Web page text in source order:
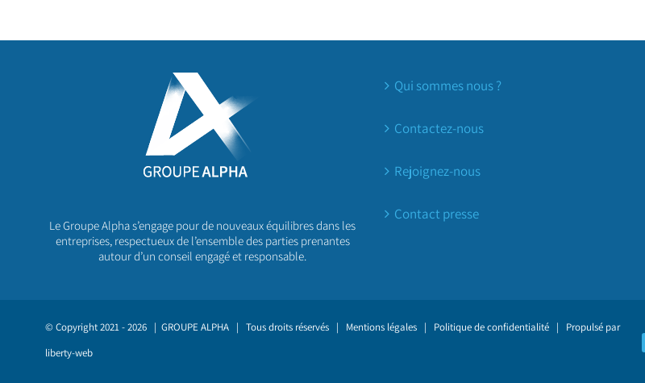
Le Groupe Alpha s’engage pour de nouveaux équilibres dans les
entreprises, respectueux de l’ensemble des parties prenantes
autour d’un conseil engagé et responsable.
Qui sommes nous ?
Contactez-nous
Rejoignez-nous
Contact presse
© Copyright 2021 -2026 | GROUPE ALPHA| Tous droits réservés | Mentions légales| Politique de confidentialité| Propulsé par
liberty-web